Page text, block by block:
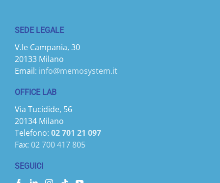
SEDE LEGALE
V.le Campania, 30
20133 Milano
Email: info@memosystem.it
OFFICE LAB
Via Tucidide, 56
20134 Milano
Telefono: 02 701 21 097
Fax: 02 700 417 805
SEGUICI